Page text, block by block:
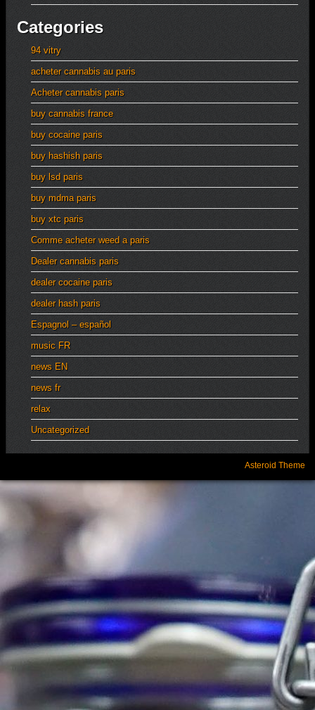
Categories
94 vitry
acheter cannabis au paris
Acheter cannabis paris
buy cannabis france
buy cocaine paris
buy hashish paris
buy lsd paris
buy mdma paris
buy xtc paris
Comme acheter weed a paris
Dealer cannabis paris
dealer cocaine paris
dealer hash paris
Espagnol – español
music FR
news EN
news fr
relax
Uncategorized
Asteroid Theme